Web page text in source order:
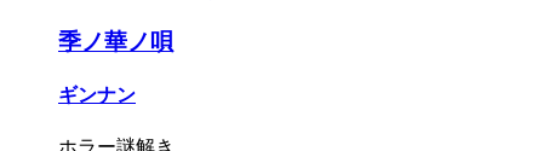
季ノ華ノ唄
ギンナン
ホラー謎解き